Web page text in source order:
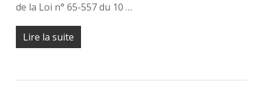
de la Loi n° 65-557 du 10 …
Lire la suite